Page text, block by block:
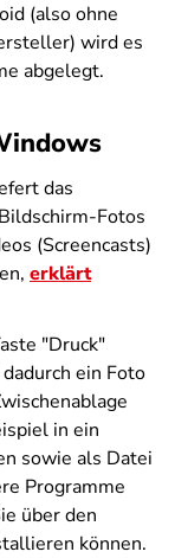
(also ohne
wird es
abgelegt.
das
Fotos
(Screencasts)
erklärt
"Druck"
ein Foto
in ein
sowie als Datei
Programme
über den
können.